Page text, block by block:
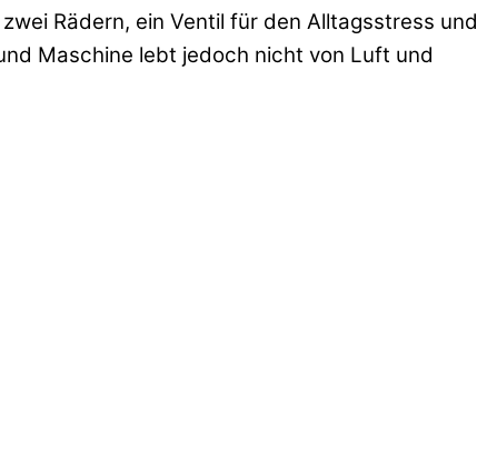
Rädern, ein Ventil für den Alltagsstress und
Maschine lebt jedoch nicht von Luft und